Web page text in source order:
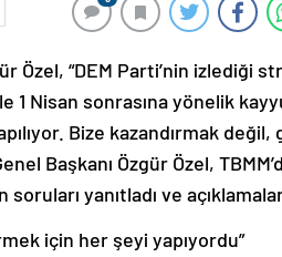
Özel, “DEM Parti’nin izlediği
1 Nisan sonrasına yönelik
Bize kazandırmak değil,
Başkanı Özgür Özel,
yanıtladı ve
için her şeyi yapıyordu”